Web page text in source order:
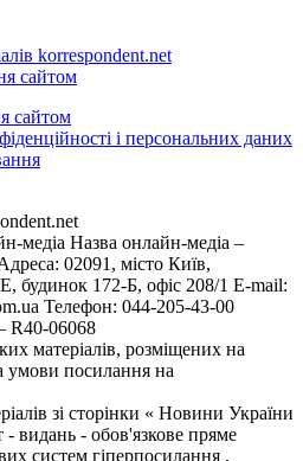
korrespondent.net
сайтом
сайтом
і персональних даних
медіа Назва онлайн-медіа –
02091, місто Київ,
172-Б, офіс 208/1 E-mail:
Телефон: 044-205-43-00
R40-06068
матеріалів, розміщених на
умови посилання на
зі сторінки « Новини України
- видань - обов'язкове пряме
систем гіперпосилання .